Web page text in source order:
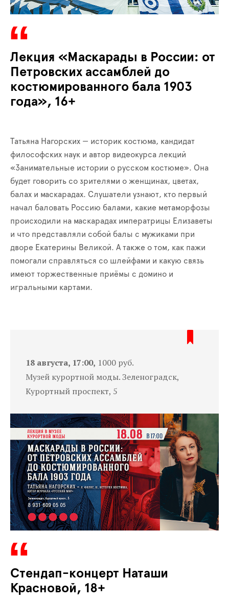
Лекция «Маскарады в России: от
Петровских ассамблей до
костюмированного бала 1903
года», 16+
Татьяна Нагорских — историк костюма, кандидат
философских наук и автор видеокурса лекций
«Занимательные истории о русском костюме». Она
будет говорить со зрителями о женщинах, цветах,
балах и маскарадах. Слушатели узнают, кто первый
начал баловать Россию балами, какие метаморфозы
происходили на маскарадах императрицы Елизаветы
и что представляли собой балы с мужиками при
дворе Екатерины Великой. А также о том, как пажи
помогали справляться со шлейфами и какую связь
имеют торжественные приёмы с домино и
игральными картами.
18 августа, 17:00, 1000 руб.
Музей курортной моды. Зеленоградск,
Курортный проспект, 5
Стендап-концерт Наташи
Красновой, 18+